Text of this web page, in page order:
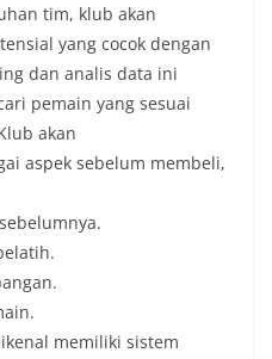
tim, klub akan
yang cocok dengan
dan analis data ini
pemain yang sesuai
akan
aspek sebelum membeli,
memiliki sistem